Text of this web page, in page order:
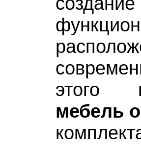
этого
мебель